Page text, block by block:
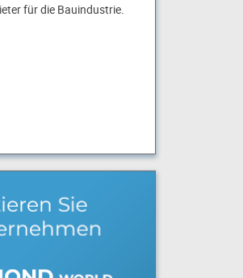
für die Bauindustrie.